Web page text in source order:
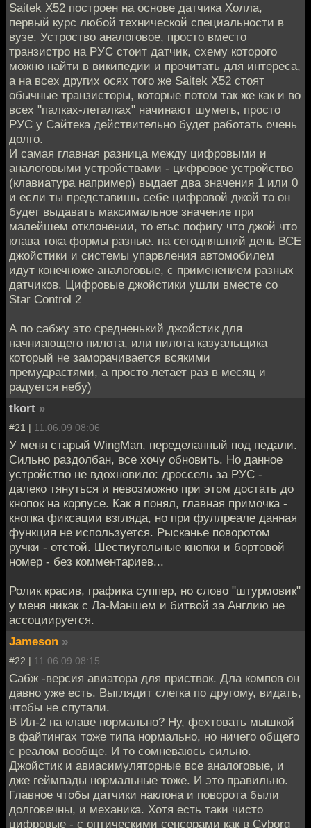
Saitek X52 построен на основе датчика Холла,
первый курс любой технической специальности в
вузе. Устроство аналоговое, просто вместо
транзистро на РУС стоит датчик, схему которого
можно найти в википедии и прочитать для интереса,
а на всех других осях того же Saitek X52 стоят
обычные транзисторы, которые потом так же как и во
всех "палках-леталках" начинают шуметь, просто
РУС у Сайтека действительно будет работать очень
долго.
И самая главная разница между цифровыми и
аналоговыми устройствами - цифровое устройство
(клавиатура например) выдает два значения 1 или 0
и если ты представишь себе цифровой джой то он
будет выдавать максимальное значение при
малейшем отклонении, то етьс пофигу что джой что
клава тока формы разные. на сегодняшний день ВСЕ
джойстики и системы упарвления автомобилем
идут конечноже аналоговые, с применением разных
датчиков. Цифровые джойстики ушли вместе со
Star Control 2
А по сабжу это средненький джойстик для
начниающего пилота, или пилота казуальщика
который не заморачивается всякими
премудрастями, а просто летает раз в месяц и
радуется небу)
tkort »
#21 | 11.06.09 08:06
У меня старый WingMan, переделанный под педали.
Сильно раздолбан, все хочу обновить. Но данное
устройство не вдохновило: дроссель за РУС -
далеко тянуться и невозможно при этом достать до
кнопок на корпусе. Как я понял, главная примочка -
кнопка фиксации взгляда, но при фуллреале данная
функция не используется. Рысканье поворотом
ручки - отстой. Шестиугольные кнопки и бортовой
номер - без комментариев...
Ролик красив, графика суппер, но слово "штурмовик"
у меня никак с Ла-Маншем и битвой за Англию не
ассоциируется.
Jameson »
#22 | 11.06.09 08:15
Сабж -версия авиатора для приствок. Дла компов он
давно уже есть. Выглядит слегка по другому, видать,
чтобы не спутали.
В Ил-2 на клаве нормально? Ну, фехтовать мышкой
в файтингах тоже типа нормально, но ничего общего
с реалом вообще. И то сомневаюсь сильно.
Джойстик и авиасимуляторные все аналоговые, и
дже геймпады нормальные тоже. И это правильно.
Главное чтобы датчики наклона и поворота были
долговечны, и механика. Хотя есть таки чисто
цифровые - с оптическими сенсорами как в Cyborg